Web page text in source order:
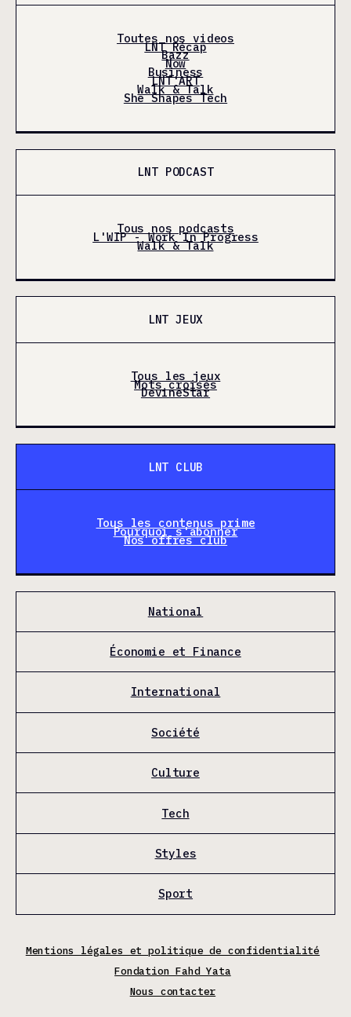
Toutes nos videos
LNT Récap
Bazz
Now
Business
LNT'ART
Walk & Talk
She Shapes Tech
LNT PODCAST
Tous nos podcasts
L'WIP - Work In Progress
Walk & Talk
LNT JEUX
Tous les jeux
Mots croisés
DevineStar
LNT CLUB
Tous les contenus prime
Pourquoi s'abonner
Nos offres club
National
Économie et Finance
International
Société
Culture
Tech
Styles
Sport
Mentions légales et politique de confidentialité
Fondation Fahd Yata
Nous contacter